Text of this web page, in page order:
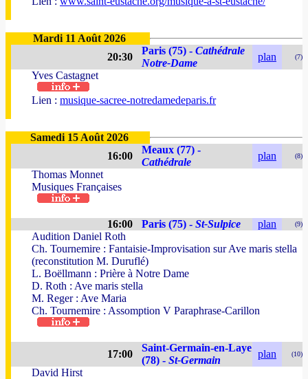
Mardi 11 Août 2026
20:30
Paris (75) - Cathédrale
Notre-Dame
plan (7)
Yves Castagnet
Lien : musique-sacree-notredamedeparis.fr
Samedi 15 Août 2026
16:00
Meaux (77) -
Cathédrale
plan (8)
Thomas Monnet
Musiques Françaises
16:00 Paris (75) - St-Sulpice plan (9)
Audition Daniel Roth
Ch. Tournemire : Fantaisie-Improvisation sur Ave maris stella
(reconstitution M. Duruflé)
L. Boëllmann : Prière à Notre Dame
D. Roth : Ave maris stella
M. Reger : Ave Maria
Ch. Tournemire : Assomption V Paraphrase-Carillon
17:00
Saint-Germain-en-Laye
(78) - St-Germain
plan (10)
David Hirst